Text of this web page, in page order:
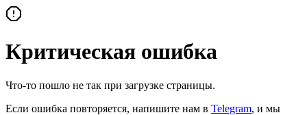
Критическая ошибка
Что-то пошло не так при загрузке страницы.
Если ошибка повторяется, напишите нам в Telegram, и мы